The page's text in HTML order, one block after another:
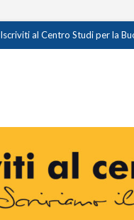
Iscriviti al Centro Studi per la